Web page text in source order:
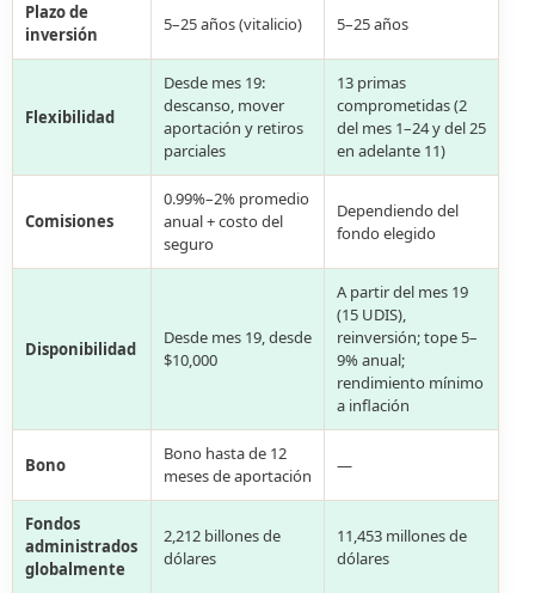
Plazo de
inversión
5–25 años (vitalicio) 5–25 años
Flexibilidad
Desde mes 19:
descanso, mover
aportación y retiros
parciales
13 primas
comprometidas (2
del mes 1–24 y del 25
en adelante 11)
Comisiones
0.99%–2% promedio
anual + costo del
seguro
Dependiendo del
fondo elegido
Disponibilidad
Desde mes 19, desde
$10,000
A partir del mes 19
(15 UDIS),
reinversión; tope 5–
9% anual;
rendimiento mínimo
a inflación
Bono
Bono hasta de 12
meses de aportación
—
Fondos
administrados
globalmente
2,212 billones de
dólares
11,453 millones de
dólares